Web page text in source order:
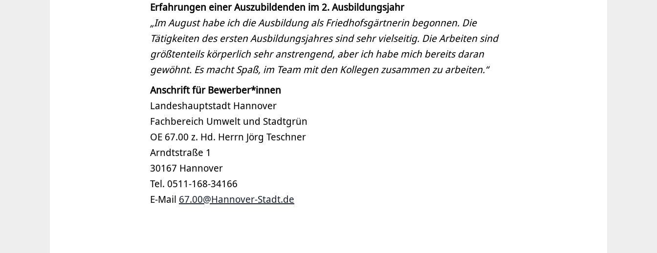
Erfahrungen einer Auszubildenden im 2. Ausbildungsjahr
„Im August habe ich die Ausbildung als Friedhofsgärtnerin begonnen. Die
Tätigkeiten des ersten Ausbildungsjahres sind sehr vielseitig. Die Arbeiten sind
größtenteils körperlich sehr anstrengend, aber ich habe mich bereits daran
gewöhnt. Es macht Spaß, im Team mit den Kollegen zusammen zu arbeiten.“
Anschrift für Bewerber*innen
Landeshauptstadt Hannover
Fachbereich Umwelt und Stadtgrün
OE 67.00 z. Hd. Herrn Jörg Teschner
Arndtstraße 1
30167 Hannover
Tel. 0511-168-34166
E-Mail 67.00@Hannover-Stadt.de